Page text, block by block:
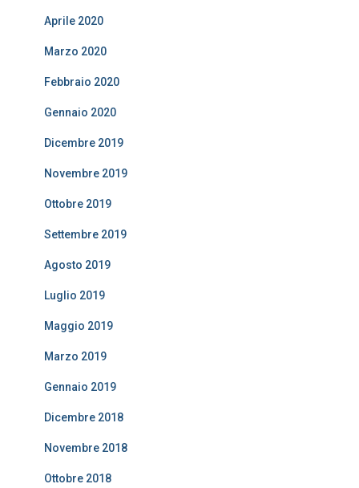
Aprile 2020
Marzo 2020
Febbraio 2020
Gennaio 2020
Dicembre 2019
Novembre 2019
Ottobre 2019
Settembre 2019
Agosto 2019
Luglio 2019
Maggio 2019
Marzo 2019
Gennaio 2019
Dicembre 2018
Novembre 2018
Ottobre 2018